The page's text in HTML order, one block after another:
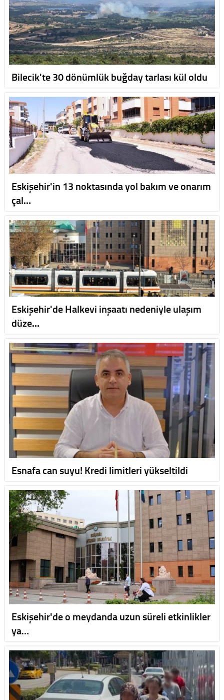
Bilecik'te 30 dönümlük buğday tarlası kül oldu
Eskişehir'in 13 noktasında yol bakım ve onarım
çal…
Eskişehir'de Halkevi inşaatı nedeniyle ulaşım
düze…
Esnafa can suyu! Kredi limitleri yükseltildi
Eskişehir'de o meydanda uzun süreli etkinlikler
ya…